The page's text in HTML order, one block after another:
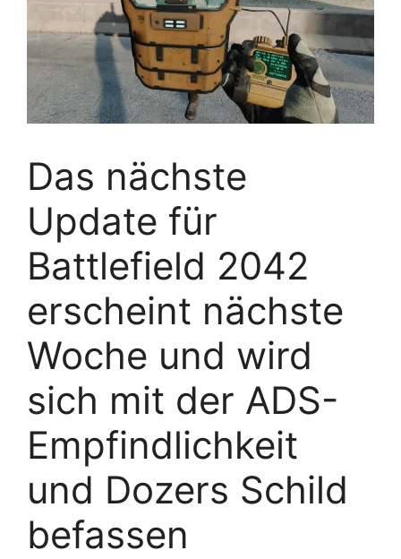
Das nächste
Update für
Battlefield 2042
erscheint nächste
Woche und wird
sich mit der ADS-
Empfindlichkeit
und Dozers Schild
befassen